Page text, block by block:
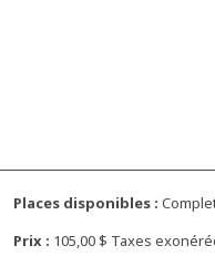
Places disponibles :
Prix : 105,00 $ Taxes